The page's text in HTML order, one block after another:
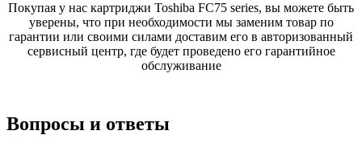
Покупая у нас картриджи Toshiba FC75 series, вы можете быть
уверены, что при необходимости мы заменим товар по
гарантии или своими силами доставим его в авторизованный
сервисный центр, где будет проведено его гарантийное
обслуживание
Вопросы и ответы